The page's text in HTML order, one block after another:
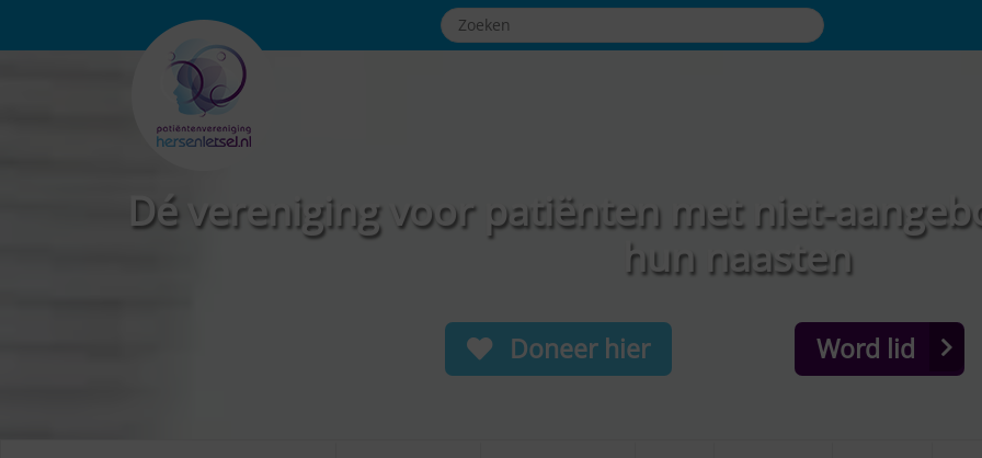
Dé vereniging voor patiënten met niet-
hun naasten
Doneer hier Word lid